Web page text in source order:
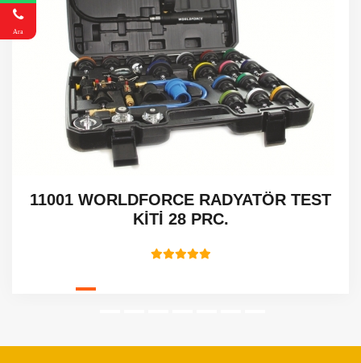
11001 WORLDFORCE RADYATÖR TEST
KİTİ 28 PRC.
Ara